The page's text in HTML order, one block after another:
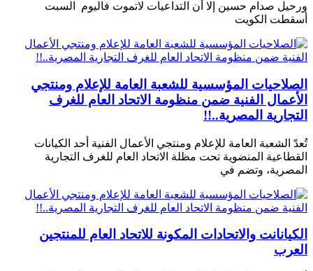
ورحيل صدام حسين إلا أن التداعيات لاتموت فاليوم السبت
أسقطت الكويت
الصلاحيات المؤسسية للشعبة العامة للإعلام ومنتجي
الأعمال الفنية ضمن منظومة الاتحاد العام للغرف
التجارية المصرية..!!
تُعدّ الشعبة العامة للإعلام ومنتجي الأعمال الفنية أحد الكيانات
القطاعية المنضوية تحت مظلة الاتحاد العام للغرف التجارية
المصرية، وتضم في
الكيانانت والاتحادات المكونة للاتحاد العام للمنتجين
العرب